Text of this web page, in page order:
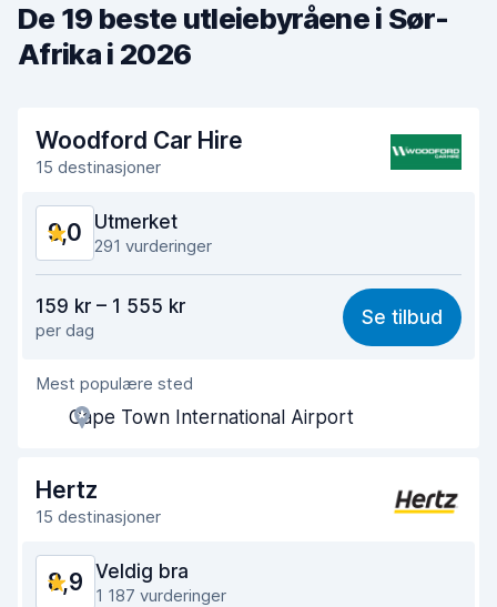
De 19 beste utleiebyråene i Sør-
Afrika i 2026
Woodford Car Hire
15 destinasjoner
9,0 Utmerket
291 vurderinger
9,0
Enkel å finne 9,1
Hjelp og service
Tid brukt på henting
Tid brukt på levering 9,1
Bilens renslighet
Bilens tilstand
159 kr – 1 555 kr
per dag
Se tilbud
Mest populære sted
Cape Town International Airport
Hertz
15 destinasjoner
8,9 Veldig bra
1 187 vurderinger